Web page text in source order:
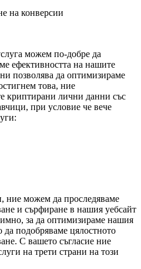
на конверсии
можем по-добре да
ефективността на нашите
позволява да оптимизираме
това, ние
криптирани лични данни със
при условие че вече
ние можем да проследяваме
и сърфиране в нашия уебсайт
за да оптимизираме нашия
да подобряваме цялостното
С вашето съгласие ние
на трети страни на този